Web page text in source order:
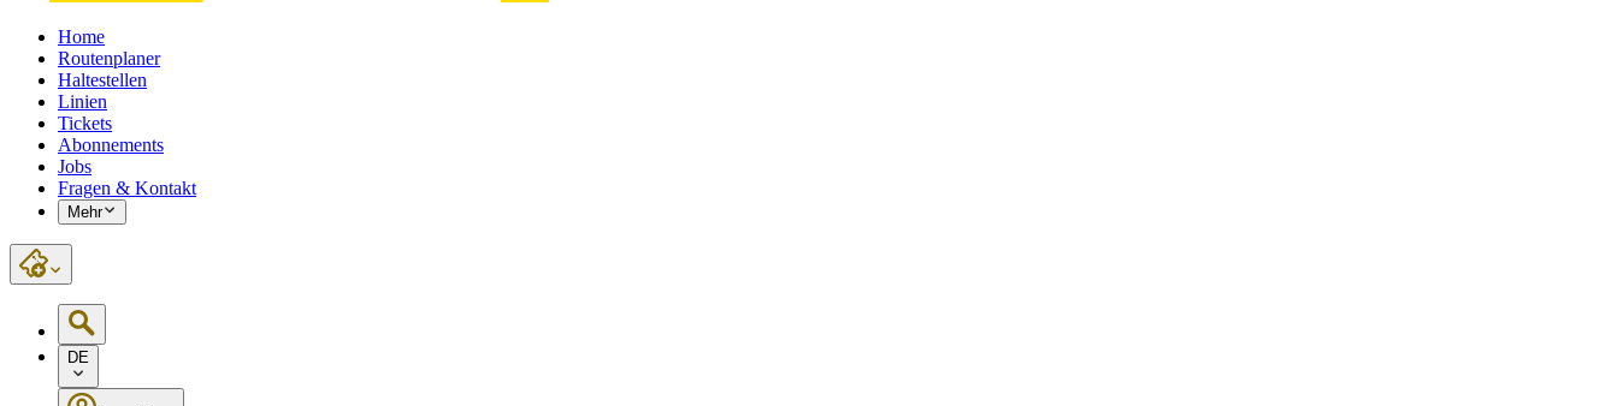
Home
Routenplaner
Haltestellen
Linien
Tickets
Abonnements
Jobs
Fragen & Kontakt
Mehr
DE